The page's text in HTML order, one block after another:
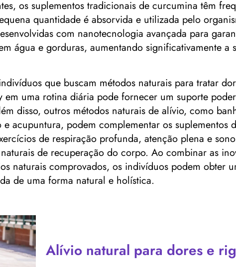
os suplementos tradicionais de curcumina têm
quantidade é absorvida e utilizada pelo
com nanotecnologia avançada para
água e gorduras, aumentando significativamente
que buscam métodos naturais para tratar
uma rotina diária pode fornecer um suporte
disso, outros métodos naturais de alívio, como
acupuntura, podem complementar os suplementos
de respiração profunda, atenção plena e
de recuperação do corpo. Ao combinar as
naturais comprovados, os indivíduos podem obter
de uma forma natural e holística.
Alívio natural para dores e